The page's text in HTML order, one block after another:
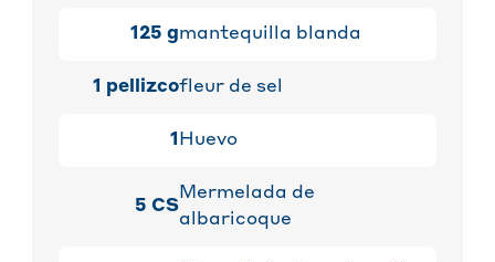
125 gmantequilla blanda
1 pellizcofleur de sel
1 Huevo
5 CS
Mermelada de
albaricoque